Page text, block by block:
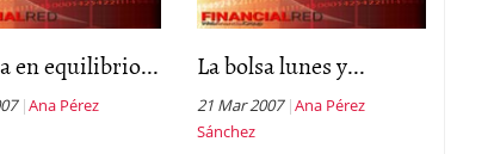
en equilibrio...
Ana Pérez
La bolsa lunes y...
21 Mar 2007 Ana Pérez
Sánchez